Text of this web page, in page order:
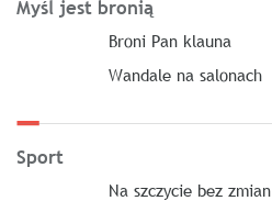
Myśl jest bronią
Broni Pan klauna
Wandale na salonach
Sport
Na szczycie bez zmian